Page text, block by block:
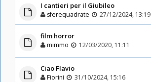
I cantieri per il Giubileo
sferequadrate 27/12/2024, 13:19
film horror
mimmo 12/03/2020, 11:11
Ciao Flavio
Fiorini 31/10/2024, 15:16